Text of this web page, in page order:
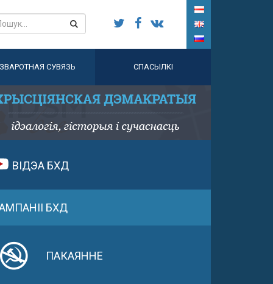
ЗВАРОТНАЯ СУВЯЗЬ СПАСЫЛКІ
ВІДЭА БХД
БХД
ПАКАЯННЕ